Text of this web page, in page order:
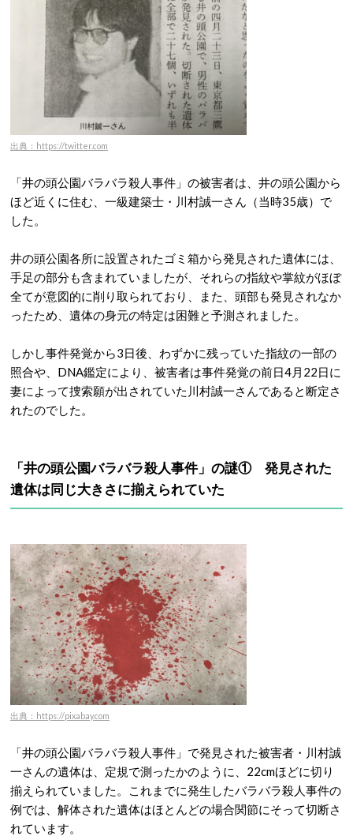
出典：https://twitter.com
「井の頭公園バラバラ殺人事件」の被害者は、井の頭公園から
ほど近くに住む、一級建築士・川村誠一さん（当時35歳）で
した。
井の頭公園各所に設置されたゴミ箱から発見された遺体には、
手足の部分も含まれていましたが、それらの指紋や掌紋がほぼ
全てが意図的に削り取られており、また、頭部も発見されなか
ったため、遺体の身元の特定は困難と予測されました。
しかし事件発覚から3日後、わずかに残っていた指紋の一部の
照合や、DNA鑑定により、被害者は事件発覚の前日4月22日に
妻によって捜索願が出されていた川村誠一さんであると断定さ
れたのでした。
「井の頭公園バラバラ殺人事件」の謎① 発見された
遺体は同じ大きさに揃えられていた
出典：https://pixabay.com
「井の頭公園バラバラ殺人事件」で発見された被害者・川村誠
一さんの遺体は、定規で測ったかのように、22cmほどに切り
揃えられていました。これまでに発生したバラバラ殺人事件の
例では、解体された遺体はほとんどの場合関節にそって切断さ
れています。